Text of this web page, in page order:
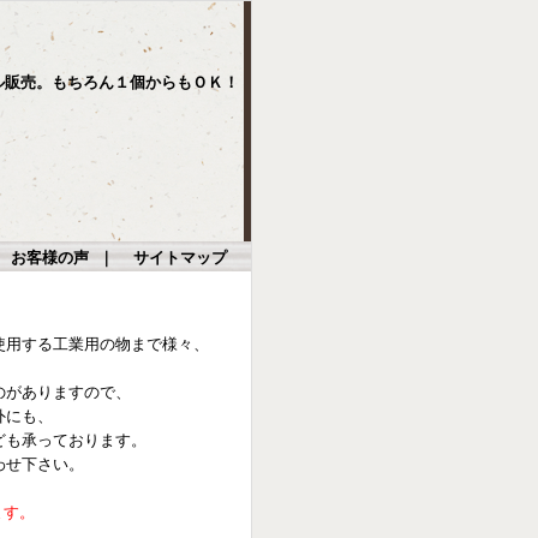
売。もちろん１個からもＯＫ！
お客様の声｜ サイトマップ
する工業用の物まで様々、
ありますので、
も、
承っております。
下さい。
。